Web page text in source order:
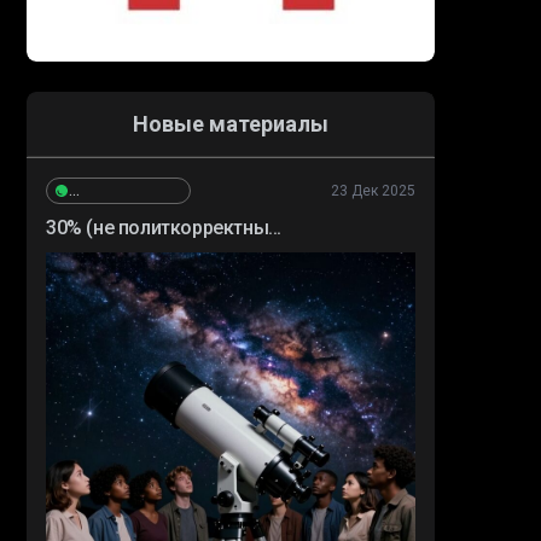
Новые материалы
23 Дек 2025
30% (не политкорректны...